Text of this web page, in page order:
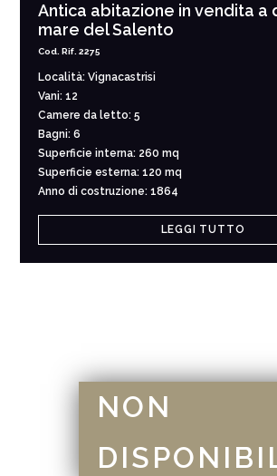
Antica abitazione in vendita a
mare del Salento
Cod. Rif. 2275
Località: Vignacastrisi
Vani: 12
Camere da letto: 5
Bagni: 6
Superficie interna: 260 mq
Superficie esterna: 120 mq
Anno di costruzione: 1864
LEGGI TUTTO
NON